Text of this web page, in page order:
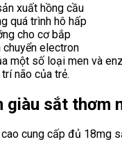
xuất hồng cầu
quá trình hô hấp
cho cơ bắp
chuyển electron
một số loại men và
não của trẻ.
giàu sắt thơm
cung cấp đủ 18mg